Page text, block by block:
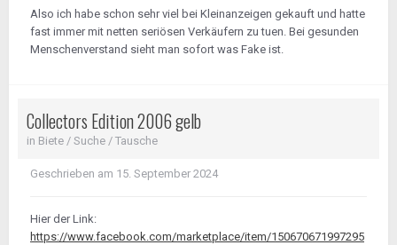
Also ich habe schon sehr viel bei Kleinanzeigen gekauft und hatte
fast immer mit netten seriösen Verkäufern zu tuen. Bei gesunden
Menschenverstand sieht man sofort was Fake ist.
Collectors Edition 2006 gelb
in Biete / Suche / Tausche
Geschrieben am 15. September 2024
Hier der Link:
https://www.facebook.com/marketplace/item/150670671997295